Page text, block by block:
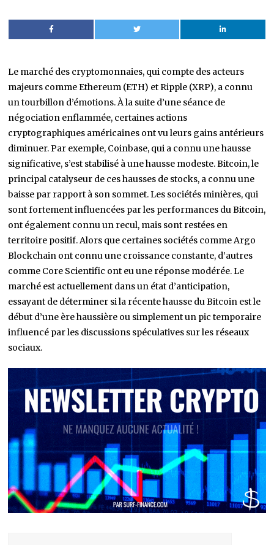
Le marché des cryptomonnaies, qui compte des acteurs
majeurs comme Ethereum (ETH) et Ripple (XRP), a connu
un tourbillon d’émotions. À la suite d’une séance de
négociation enflammée, certaines actions
cryptographiques américaines ont vu leurs gains antérieurs
diminuer. Par exemple, Coinbase, qui a connu une hausse
significative, s’est stabilisé à une hausse modeste. Bitcoin, le
principal catalyseur de ces hausses de stocks, a connu une
baisse par rapport à son sommet. Les sociétés minières, qui
sont fortement influencées par les performances du Bitcoin,
ont également connu un recul, mais sont restées en
territoire positif. Alors que certaines sociétés comme Argo
Blockchain ont connu une croissance constante, d’autres
comme Core Scientific ont eu une réponse modérée. Le
marché est actuellement dans un état d’anticipation,
essayant de déterminer si la récente hausse du Bitcoin est le
début d’une ère haussière ou simplement un pic temporaire
influencé par les discussions spéculatives sur les réseaux
sociaux.